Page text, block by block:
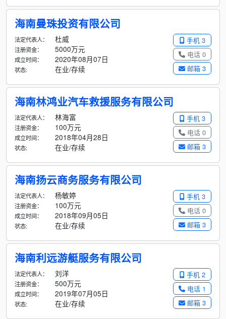
海南曼珠投资有限公司
手机 3
电话 0
邮箱 3
法定代表人： 杜威
注册资金： 5000万元
成立时间： 2020年08月07日
状态: 在业/存续
海南林鸿业汽车救援服务有限公司
手机 3
电话 0
邮箱 3
法定代表人： 林海富
注册资金： 100万元
成立时间： 2018年04月28日
状态: 在业/存续
海南扬云商务服务有限公司
手机 3
电话 0
邮箱 3
法定代表人： 杨敏婷
注册资金： 100万元
成立时间： 2018年09月05日
状态: 在业/存续
海南利远游艇服务有限公司
手机 2
电话 1
邮箱 3
法定代表人： 刘洋
注册资金： 500万元
成立时间： 2019年07月05日
状态: 在业/存续